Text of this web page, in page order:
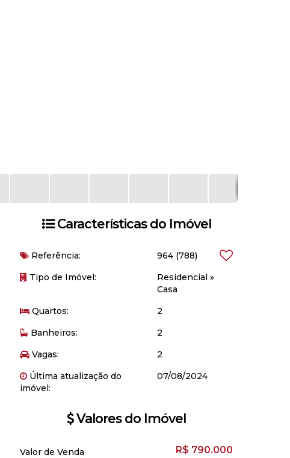
Características do Imóvel
Referência: 964 (788)
Tipo de Imóvel:
Residencial »
Casa
Quartos:
2
Banheiros:
2
Vagas:
2
Última atualização do
imóvel:
07/08/2024
Valores do Imóvel
R$ 790.000
Valor de Venda